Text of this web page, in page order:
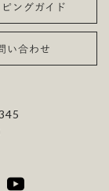
ングガイド
い合わせ